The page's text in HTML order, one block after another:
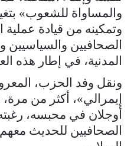
والمساواة للشعوب»
وتمكينه من قيادة عملية
الصحافيين
المدنية، في إطار هذه
ونقل وفد الحزب،
إيمرالي»، أكثر من
أوجلان في محبسه،
الصحافيين للحديث